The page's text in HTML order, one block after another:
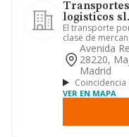
logisticos sl.
El transporte
clase de
como ajenas.
Avenida
28220,
Madrid
VER EN MAPA